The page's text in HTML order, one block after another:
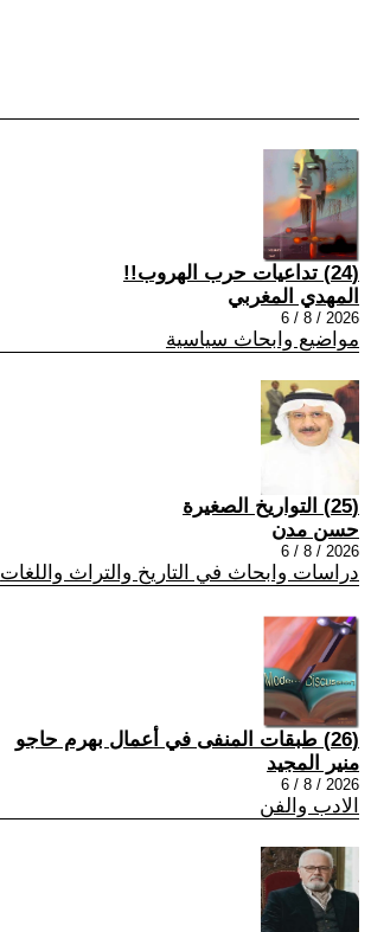
(24) تداعيات حرب الهروب!!
المهدي المغربي
2026 / 8 / 6
مواضيع وابحاث سياسية
(25) التواريخ الصغيرة
حسن مدن
2026 / 8 / 6
دراسات وابحاث في التاريخ والتراث واللغات
(26) طبقات المنفى في أعمال بهرم حاجو
منير المجيد
2026 / 8 / 6
الادب والفن